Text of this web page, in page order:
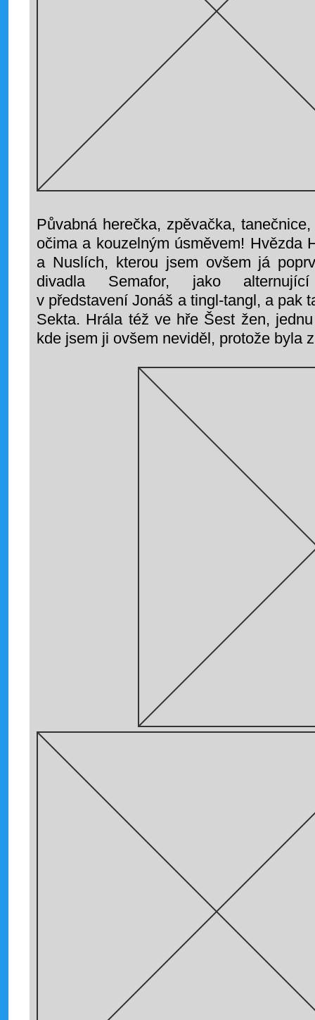
Půvabná herečka, zpěvačka,
očima a kouzelným úsměvem! Hvězda
a Nuslích, kterou jsem ovšem já
divadla Semafor, jako
v představení Jonáš a tingl-tangl, a pak
Sekta. Hrála též ve hře Šest žen,
kde jsem ji ovšem neviděl, protože byla